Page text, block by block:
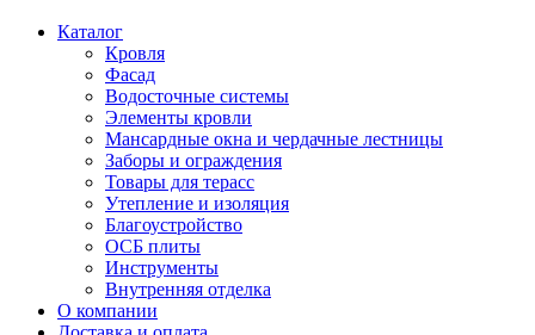
Каталог
Кровля
Фасад
Водосточные системы
Элементы кровли
Мансардные окна и чердачные лестницы
Заборы и ограждения
Товары для терасс
Утепление и изоляция
Благоустройство
ОСБ плиты
Инструменты
Внутренняя отделка
О компании